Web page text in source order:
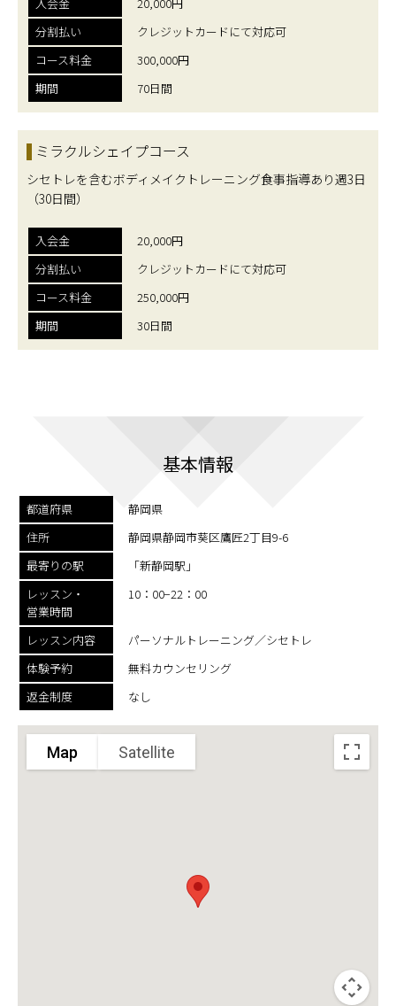
入会金
20,000円
分割払い
クレジットカードにて対応可
コース料金
300,000円
期間
70日間
ミラクルシェイプコース
シセトレを含むボディメイクトレーニング食事指導あり週3日
（30日間）
入会金
20,000円
分割払い
クレジットカードにて対応可
コース料金
250,000円
期間
30日間
基本情報
都道府県
静岡県
住所
静岡県静岡市葵区鷹匠2丁目9-6
最寄りの駅
「新静岡駅」
レッスン・
営業時間
10：00−22：00
レッスン内容
パーソナルトレーニング／シセトレ
体験予約
無料カウンセリング
返金制度
なし
Map Satellite